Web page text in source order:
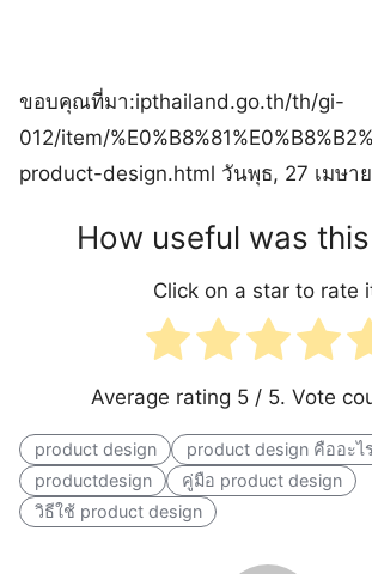
ขอบคุณที่มา:ipthailand.go.th/th/gi-
012/item/
product-design.html วันพุธ, 27 เมษา
How useful was
Click on a star to rate
Average rating 5/ 5. Vote
product design
product design คืออะไ
productdesign
คู่มือ product design
วิธีใช้ product design